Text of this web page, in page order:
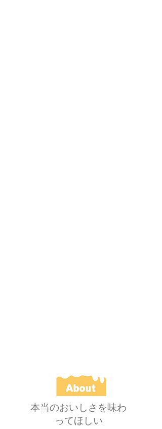
本当のおいしさを味わ
ってほしい